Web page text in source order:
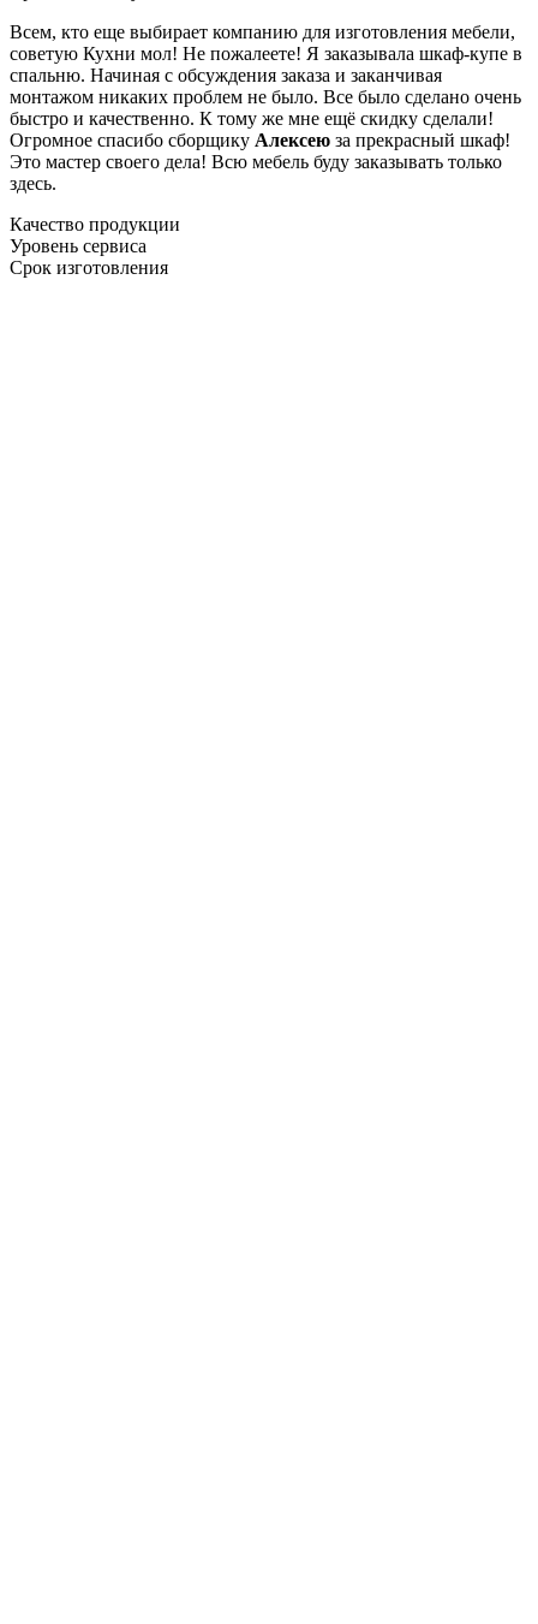
Всем, кто еще выбирает компанию для изготовления мебели,
советую Кухни мол! Не пожалеете! Я заказывала шкаф-купе в
спальню. Начиная с обсуждения заказа и заканчивая
монтажом никаких проблем не было. Все было сделано очень
быстро и качественно. К тому же мне ещё скидку сделали!
Огромное спасибо сборщику Алексею за прекрасный шкаф!
Это мастер своего дела! Всю мебель буду заказывать только
здесь.
Качество продукции
Уровень сервиса
Срок изготовления